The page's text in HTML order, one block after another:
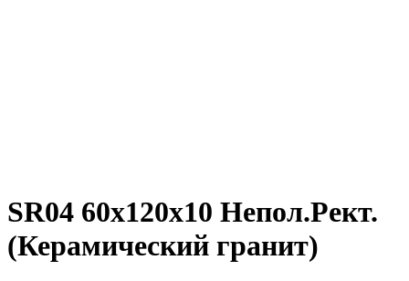
SR04 60x120х10 Непол.Рект.
(Керамический гранит)